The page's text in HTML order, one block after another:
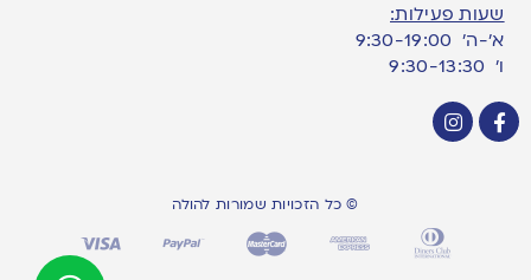
שעות פעילות:
א’-ה’ 9:30-19:00
ו׳ 9:30-13:30
© כל הזכויות שמורות להולה